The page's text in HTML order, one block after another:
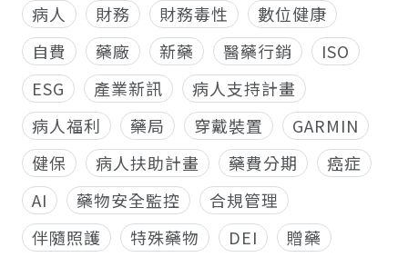
病人
財務 財務毒性
數位健康
自費
藥廠 新藥 醫藥行銷
ISO
ESG
產業新訊
病人支持計畫
病人福利
藥局 穿戴裝置
GARMIN
健保
病人扶助計畫 藥費分期
癌症
AI
藥物安全監控
合規管理
伴隨照護
特殊藥物 DEI 贈藥